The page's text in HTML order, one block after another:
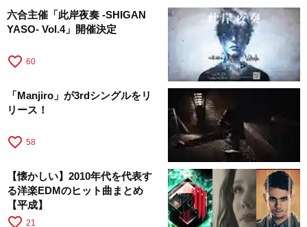
六合主催「此岸夜奏 -SHIGAN
YASO- Vol.4」開催決定
favorite_border 60
「Manjiro」が3rdシングルをリ
リース！
favorite_border 58
【懐かしい】2010年代を代表す
る洋楽EDMのヒット曲まとめ
【平成】
favorite_border 21